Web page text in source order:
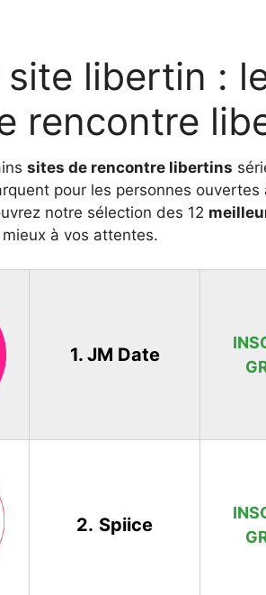
site libertin :
rencontre
sites de rencontre libertins
pour les personnes
notre sélection des 12
à vos attentes.
1. JM Date
2. Spiice